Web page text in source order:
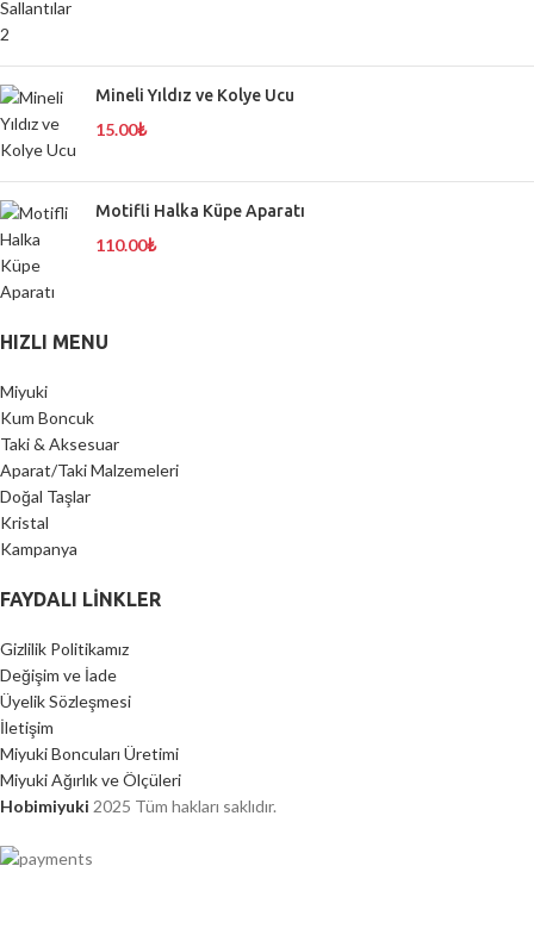
Mineli Yıldız ve Kolye Ucu
15.00₺
Motifli Halka Küpe Aparatı
110.00₺
HIZLI MENU
Miyuki
Kum Boncuk
Taki & Aksesuar
Aparat/Taki Malzemeleri
Doğal Taşlar
Kristal
Kampanya
FAYDALI LİNKLER
Gizlilik Politikamız
Değişim ve İade
Üyelik Sözleşmesi
İletişim
Miyuki Boncuları Üretimi
Miyuki Ağırlık ve Ölçüleri
Hobimiyuki 2025 Tüm hakları saklıdır.